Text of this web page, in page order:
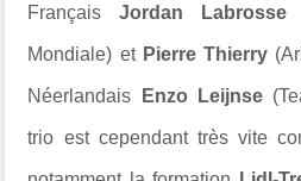
FrançaisJordan Labrosse
Mondiale) et Pierre Thierry
Néerlandais Enzo Leijnse
trio est cependant très vite